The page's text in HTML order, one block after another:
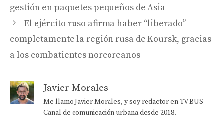
gestión en paquetes pequeños de Asia
El ejército ruso afirma haber “liberado”
completamente la región rusa de Koursk, gracias
a los combatientes norcoreanos
Javier Morales
Me llamo Javier Morales, y soy redactor en TV BUS
Canal de comunicación urbana desde 2018.